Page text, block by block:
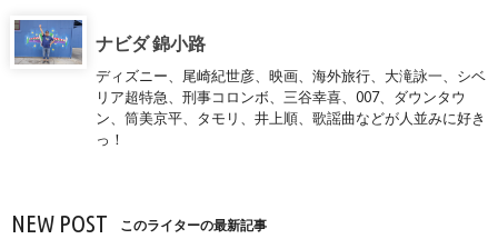
ナビダ 錦小路
ディズニー、尾崎紀世彦、映画、海外旅行、大滝詠一、シベ
リア超特急、刑事コロンボ、三谷幸喜、007、ダウンタウ
ン、筒美京平、タモリ、井上順、歌謡曲などが人並みに好き
っ！
NEW POST このライターの最新記事